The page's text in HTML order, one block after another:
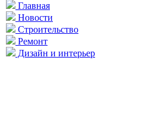
Главная
Новости
Строительство
Ремонт
Дизайн и интерьер